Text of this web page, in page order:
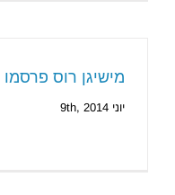
מישיגן רוס
יוני 9th, 2014